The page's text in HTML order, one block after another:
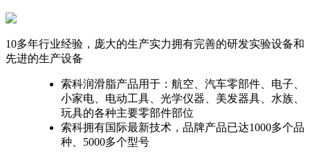
10多年行业经验，庞大的生产实力拥有完善的研发实验设备和
先进的生产设备
索科润滑脂产品用于：航空、汽车零部件、电子、
小家电、电动工具、光学仪器、美发器具、水族、
玩具的各种主要零部件部位
索科拥有国际最新技术，品牌产品已达1000多个品
种、5000多个型号